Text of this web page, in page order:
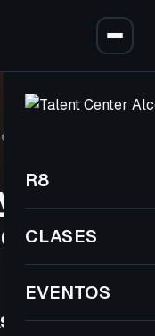
R8
CLASES
EVENTOS
en
para perder